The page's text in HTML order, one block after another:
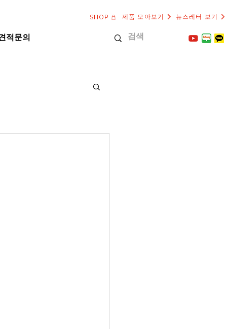
적문의
SHOP 제품 모아보기 뉴스레터 보기